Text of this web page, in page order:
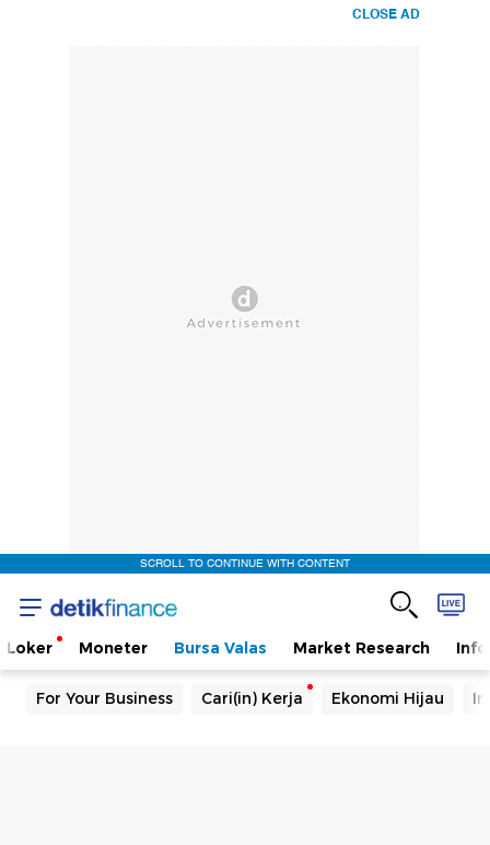
CLOSE AD
SCROLL TO CONTINUE WITH CONTENT
Loker Moneter Bursa Valas Market Research
For Your Business Cari(in) Kerja Ekonomi Hijau